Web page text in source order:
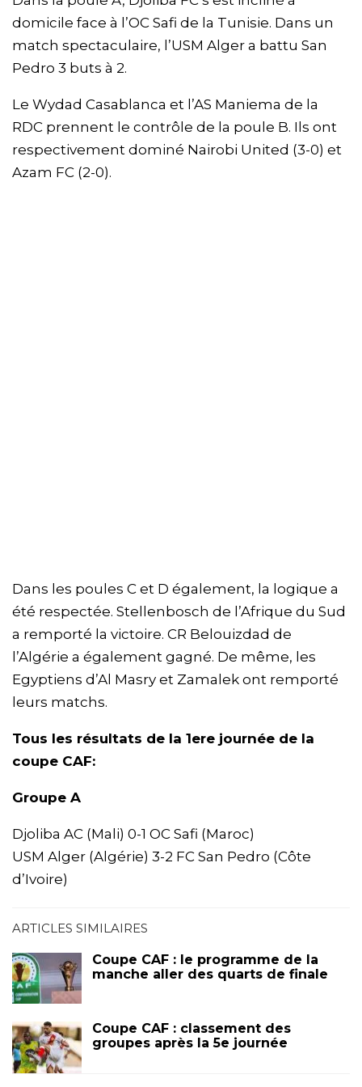
domicile face à l’OC Safi de la Tunisie. Dans un
match spectaculaire, l’USM Alger a battu San
Pedro 3 buts à 2.
Le Wydad Casablanca et l’AS Maniema de la
RDC prennent le contrôle de la poule B. Ils ont
respectivement dominé Nairobi United (3-0) et
Azam FC (2-0).
Dans les poules C et D également, la logique a
été respectée. Stellenbosch de l’Afrique du Sud
a remporté la victoire. CR Belouizdad de
l’Algérie a également gagné. De même, les
Egyptiens d’Al Masry et Zamalek ont remporté
leurs matchs.
Tous les résultats de la 1ere journée de la
coupe CAF:
Groupe A
Djoliba AC (Mali) 0-1 OC Safi (Maroc)
USM Alger (Algérie) 3-2 FC San Pedro (Côte
d’Ivoire)
ARTICLES SIMILAIRES
Coupe CAF : le programme de la
manche aller des quarts de finale
Coupe CAF : classement des
groupes après la 5e journée